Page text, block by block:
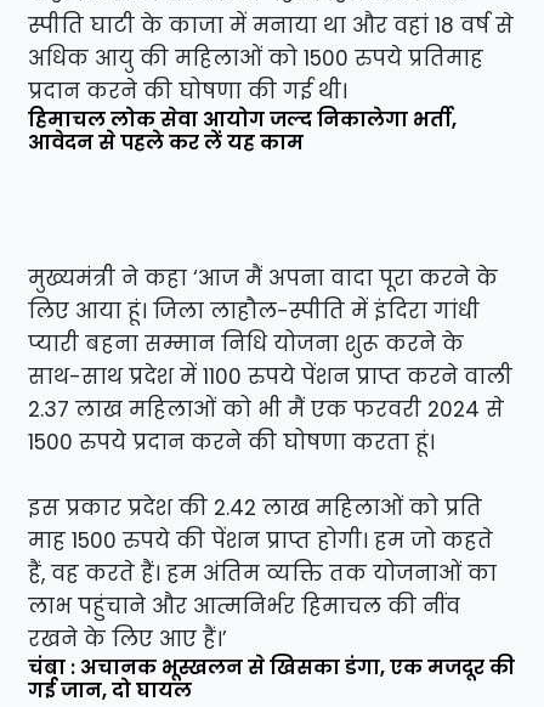
स्पीति घाटी के काजा में मनाया था और वहां 18 वर्ष से
अधिक आयु की महिलाओं को 1500 रुपये प्रतिमाह
प्रदान करने की घोषणा की गई थी।
हिमाचल लोक सेवा आयोग जल्द निकालेगा भर्ती,
आवेदन से पहले कर लें यह काम
मुख्यमंत्री ने कहा ‘आज मैं अपना वादा पूरा करने के
लिए आया हूं। जिला लाहौल-स्पीति में इंदिरा गांधी
प्यारी बहना सम्मान निधि योजना शुरू करने के
साथ-साथ प्रदेश में 1100 रुपये पेंशन प्राप्त करने वाली
2.37 लाख महिलाओं को भी मैं एक फरवरी 2024 से
1500 रुपये प्रदान करने की घोषणा करता हूं।
इस प्रकार प्रदेश की 2.42 लाख महिलाओं को प्रति
माह 1500 रुपये की पेंशन प्राप्त होगी। हम जो कहते
हैं, वह करते हैं। हम अंतिम व्यक्ति तक योजनाओं का
लाभ पहुंचाने और आत्मनिर्भर हिमाचल की नींव
रखने के लिए आए हैं।’
चंबा : अचानक भूस्खलन से खिसका डंगा, एक मजदूर की
गई जान, दो घायल